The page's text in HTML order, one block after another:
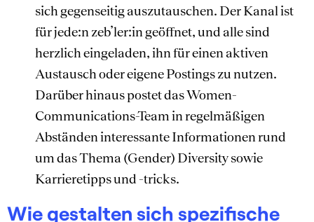
sich gegenseitig auszutauschen. Der Kanal ist
für jede:n zeb’ler:in geöffnet, und alle sind
herzlich eingeladen, ihn für einen aktiven
Austausch oder eigene Postings zu nutzen.
Darüber hinaus postet das Women-
Communications-Team in regelmäßigen
Abständen interessante Informationen rund
um das Thema (Gender) Diversity sowie
Karrieretipps und -tricks.
Wie gestalten sich spezifische